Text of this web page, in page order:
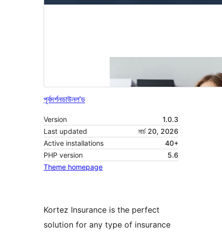
পূৰ্বদৰ্শনডাউনল’ড
Version
1.0.3
Last updated
মাৰ্চ 20, 2026
Active installations
40+
PHP version
5.6
Theme homepage
Kortez Insurance is the perfect
solution for any type of insurance